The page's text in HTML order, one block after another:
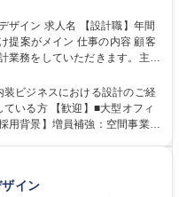
計職】年間
仕事の内容 顧客
業務をしていただきます。主に
ンの顧客である大手企業・学
実施設計、客先でのプレゼン
。主要事業であるユニフォー
メイン
ビジネスにおける設計のご経
いる方 【歓迎】■大型オフィ
プロモーション、ブランディ
可能であり、事業の要となる
イン